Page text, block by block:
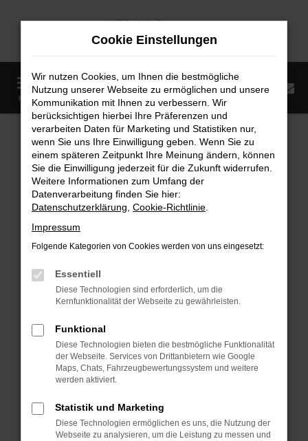
Zum
MENÜ
Startseite Fahrzeugangebote Fahrzeugmarkt
Fahrzeugmarkt
Fehler: Network Error
Beim Laden ist ein Fehler aufgetreten.
Hier sind ein paar Tipps, die dir helfen können:
Überprüfe deine Firewall und deine
Internetverbindung.
deine Suchmaschine?
Prüfe deine Browsererweiterungen.
Manche Erweiterungen, wie Werbeblocker,
können das Laden bestimmter Seiten
anderen Browser oder in einem privaten
Fenster?
Cookie Einstellungen
Wir nutzen Cookies, um Ihnen die bestmögliche
Nutzung unserer Webseite zu ermöglichen und unsere
Kommunikation mit Ihnen zu verbessern. Wir
berücksichtigen hierbei Ihre Präferenzen und
verarbeiten Daten für Marketing und Statistiken nur,
wenn Sie uns Ihre Einwilligung geben. Wenn Sie zu
einem späteren Zeitpunkt Ihre Meinung ändern, können
Sie die Einwilligung jederzeit für die Zukunft widerrufen.
Weitere Informationen zum Umfang der
Datenverarbeitung finden Sie hier:
Datenschutzerklärung Cookie-Richtlinie
Impressum
Folgende Kategorien von Cookies werden von uns eingesetzt:
Essentiell
Diese Technologien sind erforderlich, um die
Kernfunktionalität der Webseite zu gewährleisten.
Funktional
Diese Technologien bieten die bestmögliche Funktionalität
der Webseite. Services von Drittanbietern wie Google
Maps, Chats, Fahrzeugbewertungssystem und weitere
werden aktiviert.
Statistik und Marketing
Diese Technologien ermöglichen es uns, die Nutzung der
Webseite zu analysieren, um die Leistung zu messen und